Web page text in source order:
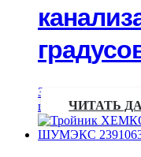
Запрос
цены
ЧИТАТЬ